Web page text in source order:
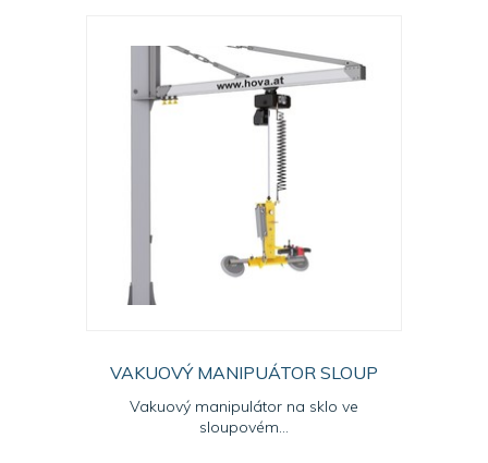
VAKUOVÝ MANIPUÁTOR SLOUP
Vakuový manipulátor na sklo ve
sloupovém...